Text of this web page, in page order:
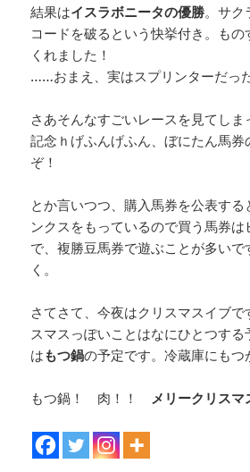
結果はイスラボニータの優勝。サク
コードを破るという快挙付き。もの
くれました！
……おまえ、実はスプリンターだっ
さあそんなすごいレースを見てし
記念ｈげふんげふん、ぼにたん馬券
ぞ！
とか言いつつ、購入馬券を公表す
ンクスをもっているので買う馬券
で、複勝豆馬券で遊ぶことが多い
く。
さてさて、今夜はクリスマスイブで
スマスっぽいことはなにひとつする
はもつ鍋の予定です。冷蔵庫にもつ
もつ鍋！ 肉！！ メリークリスマ